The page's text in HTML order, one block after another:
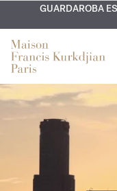
ESCLUSIVO |
INCISIONE
GUARDAROBA